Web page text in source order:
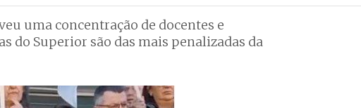
uma concentração de docentes e
do Superior são das mais penalizadas da